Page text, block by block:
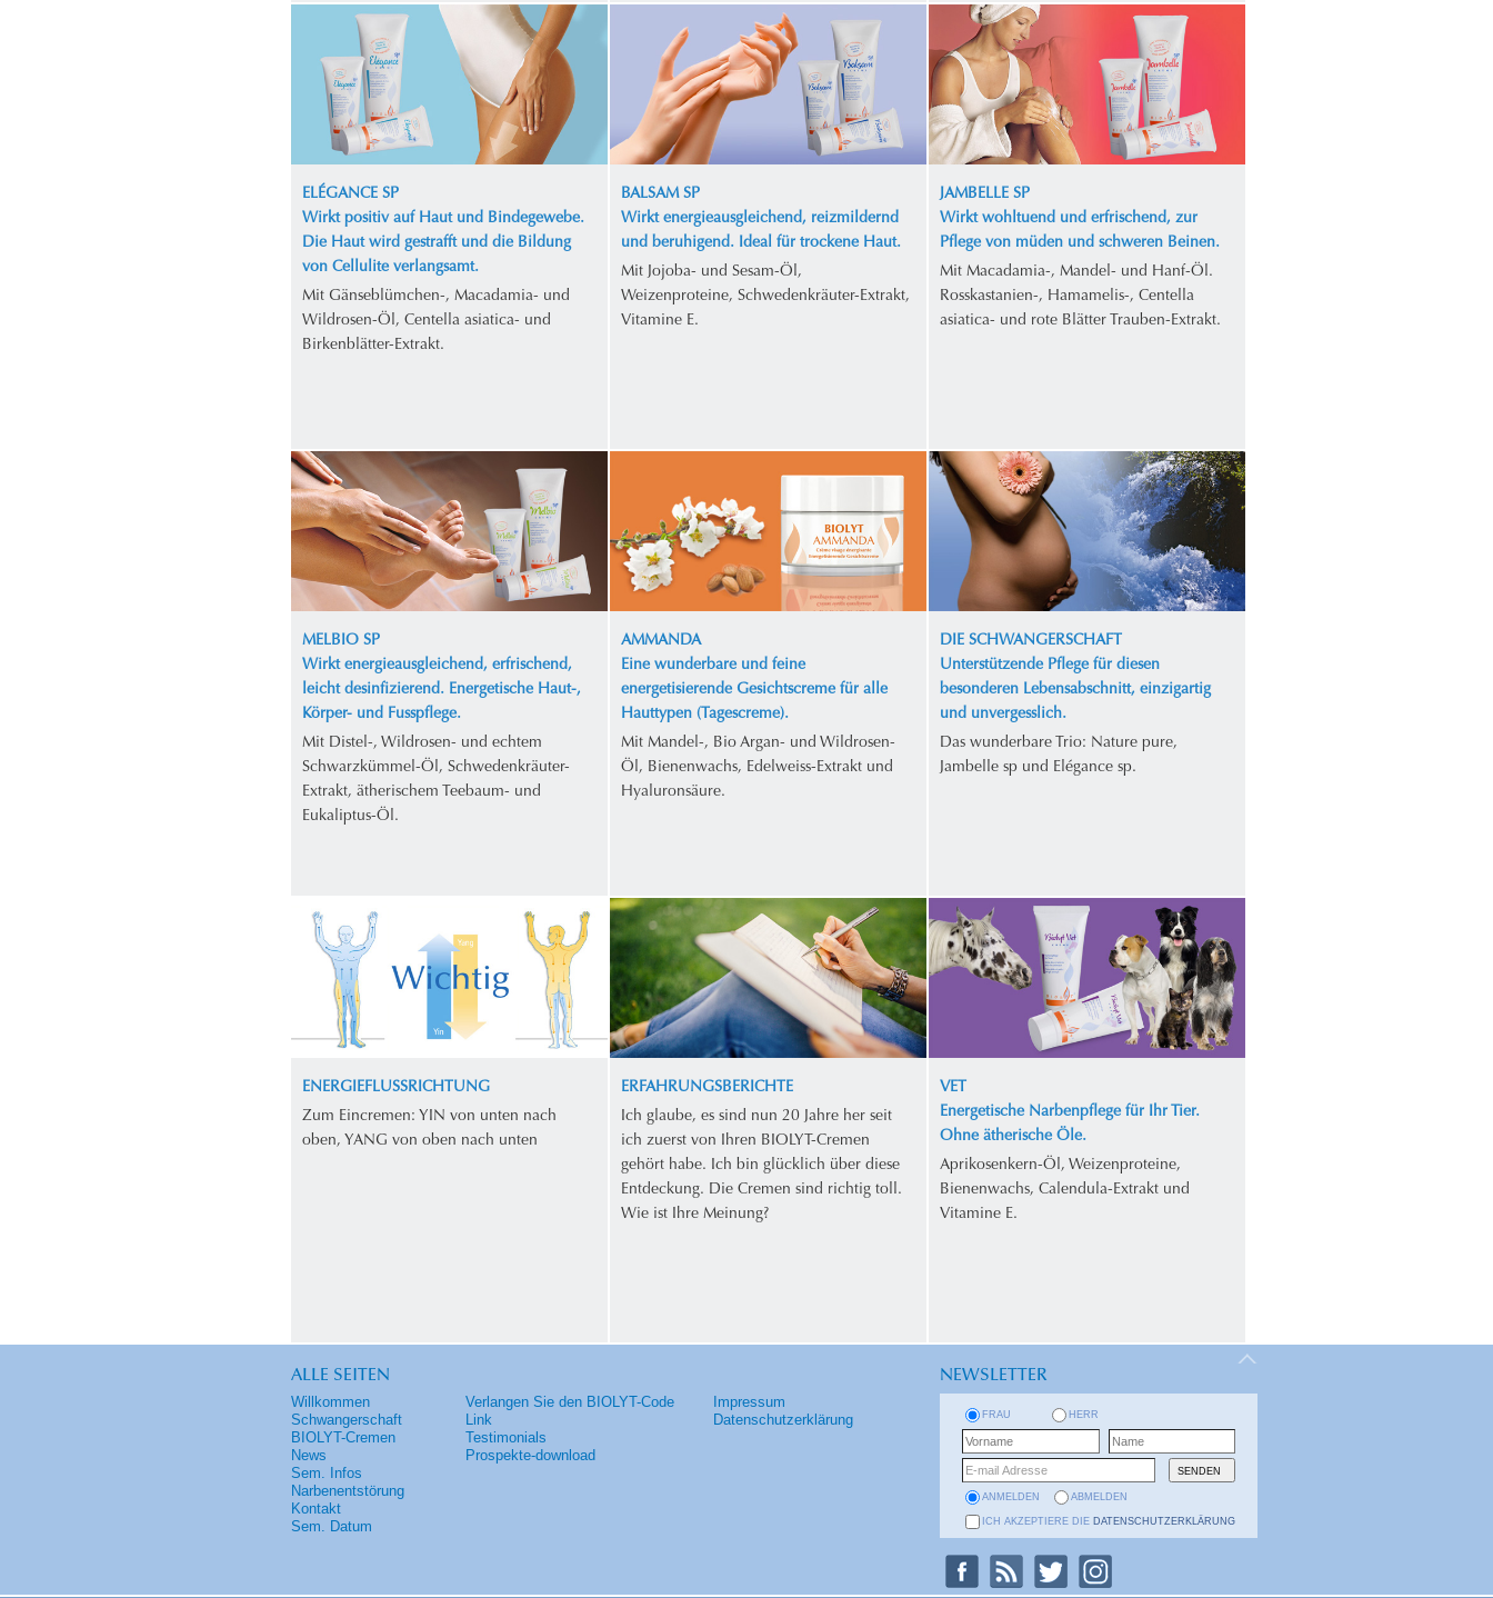
ELÉGANCE SP
Wirkt positiv auf Haut und Bindegewebe.
Die Haut wird gestrafft und die Bildung
von Cellulite verlangsamt.
Mit Gänseblümchen-, Macadamia- und
Wildrosen-Öl, Centella asiatica- und
Birkenblätter-Extrakt.
BALSAM SP
Wirkt energieausgleichend, reizmildernd
und beruhigend. Ideal für trockene Haut.
Mit Jojoba- und Sesam-Öl,
Weizenproteine, Schwedenkräuter-Extrakt,
Vitamine E.
JAMBELLE SP
Wirkt wohltuend und erfrischend, zur
Pflege von müden und schweren Beinen.
Mit Macadamia-, Mandel- und Hanf-Öl.
Rosskastanien-, Hamamelis-, Centella
asiatica- und rote Blätter Trauben-Extrakt.
MELBIO SP
Wirkt energieausgleichend, erfrischend,
leicht desinfizierend. Energetische Haut-,
Körper- und Fusspflege.
Mit Distel-, Wildrosen- und echtem
Schwarzkümmel-Öl, Schwedenkräuter-
Extrakt, ätherischem Teebaum- und
Eukaliptus-Öl.
AMMANDA
Eine wunderbare und feine
energetisierende Gesichtscreme für alle
Hauttypen (Tagescreme).
Mit Mandel-, Bio Argan- und Wildrosen-
Öl, Bienenwachs, Edelweiss-Extrakt und
Hyaluronsäure.
DIE SCHWANGERSCHAFT
Unterstützende Pflege für diesen
besonderen Lebensabschnitt, einzigartig
und unvergesslich.
Das wunderbare Trio: Nature pure,
Jambelle sp und Elégance sp.
ENERGIEFLUSSRICHTUNG
Zum Eincremen: YIN von unten nach
oben, YANG von oben nach unten
ERFAHRUNGSBERICHTE
Ich glaube, es sind nun 20 Jahre her seit
ich zuerst von Ihren BIOLYT-Cremen
gehört habe. Ich bin glücklich über diese
Entdeckung. Die Cremen sind richtig toll.
Wie ist Ihre Meinung?
VET
Energetische Narbenpflege für Ihr Tier.
Ohne ätherische Öle.
Aprikosenkern-Öl, Weizenproteine,
Bienenwachs, Calendula-Extrakt und
Vitamine E.
ALLE SEITEN
Willkommen
Schwangerschaft
BIOLYT-Cremen
News
Sem. Infos
Narbenentstörung
Kontakt
Sem. Datum
Verlangen Sie den BIOLYT-Code
Link
Testimonials
Prospekte-download
Impressum
Datenschutzerklärung
NEWSLETTER
FRAU HERR
ANMELDEN ABMELDEN
ICH AKZEPTIERE DIE DATENSCHUTZERKLÄRUNG